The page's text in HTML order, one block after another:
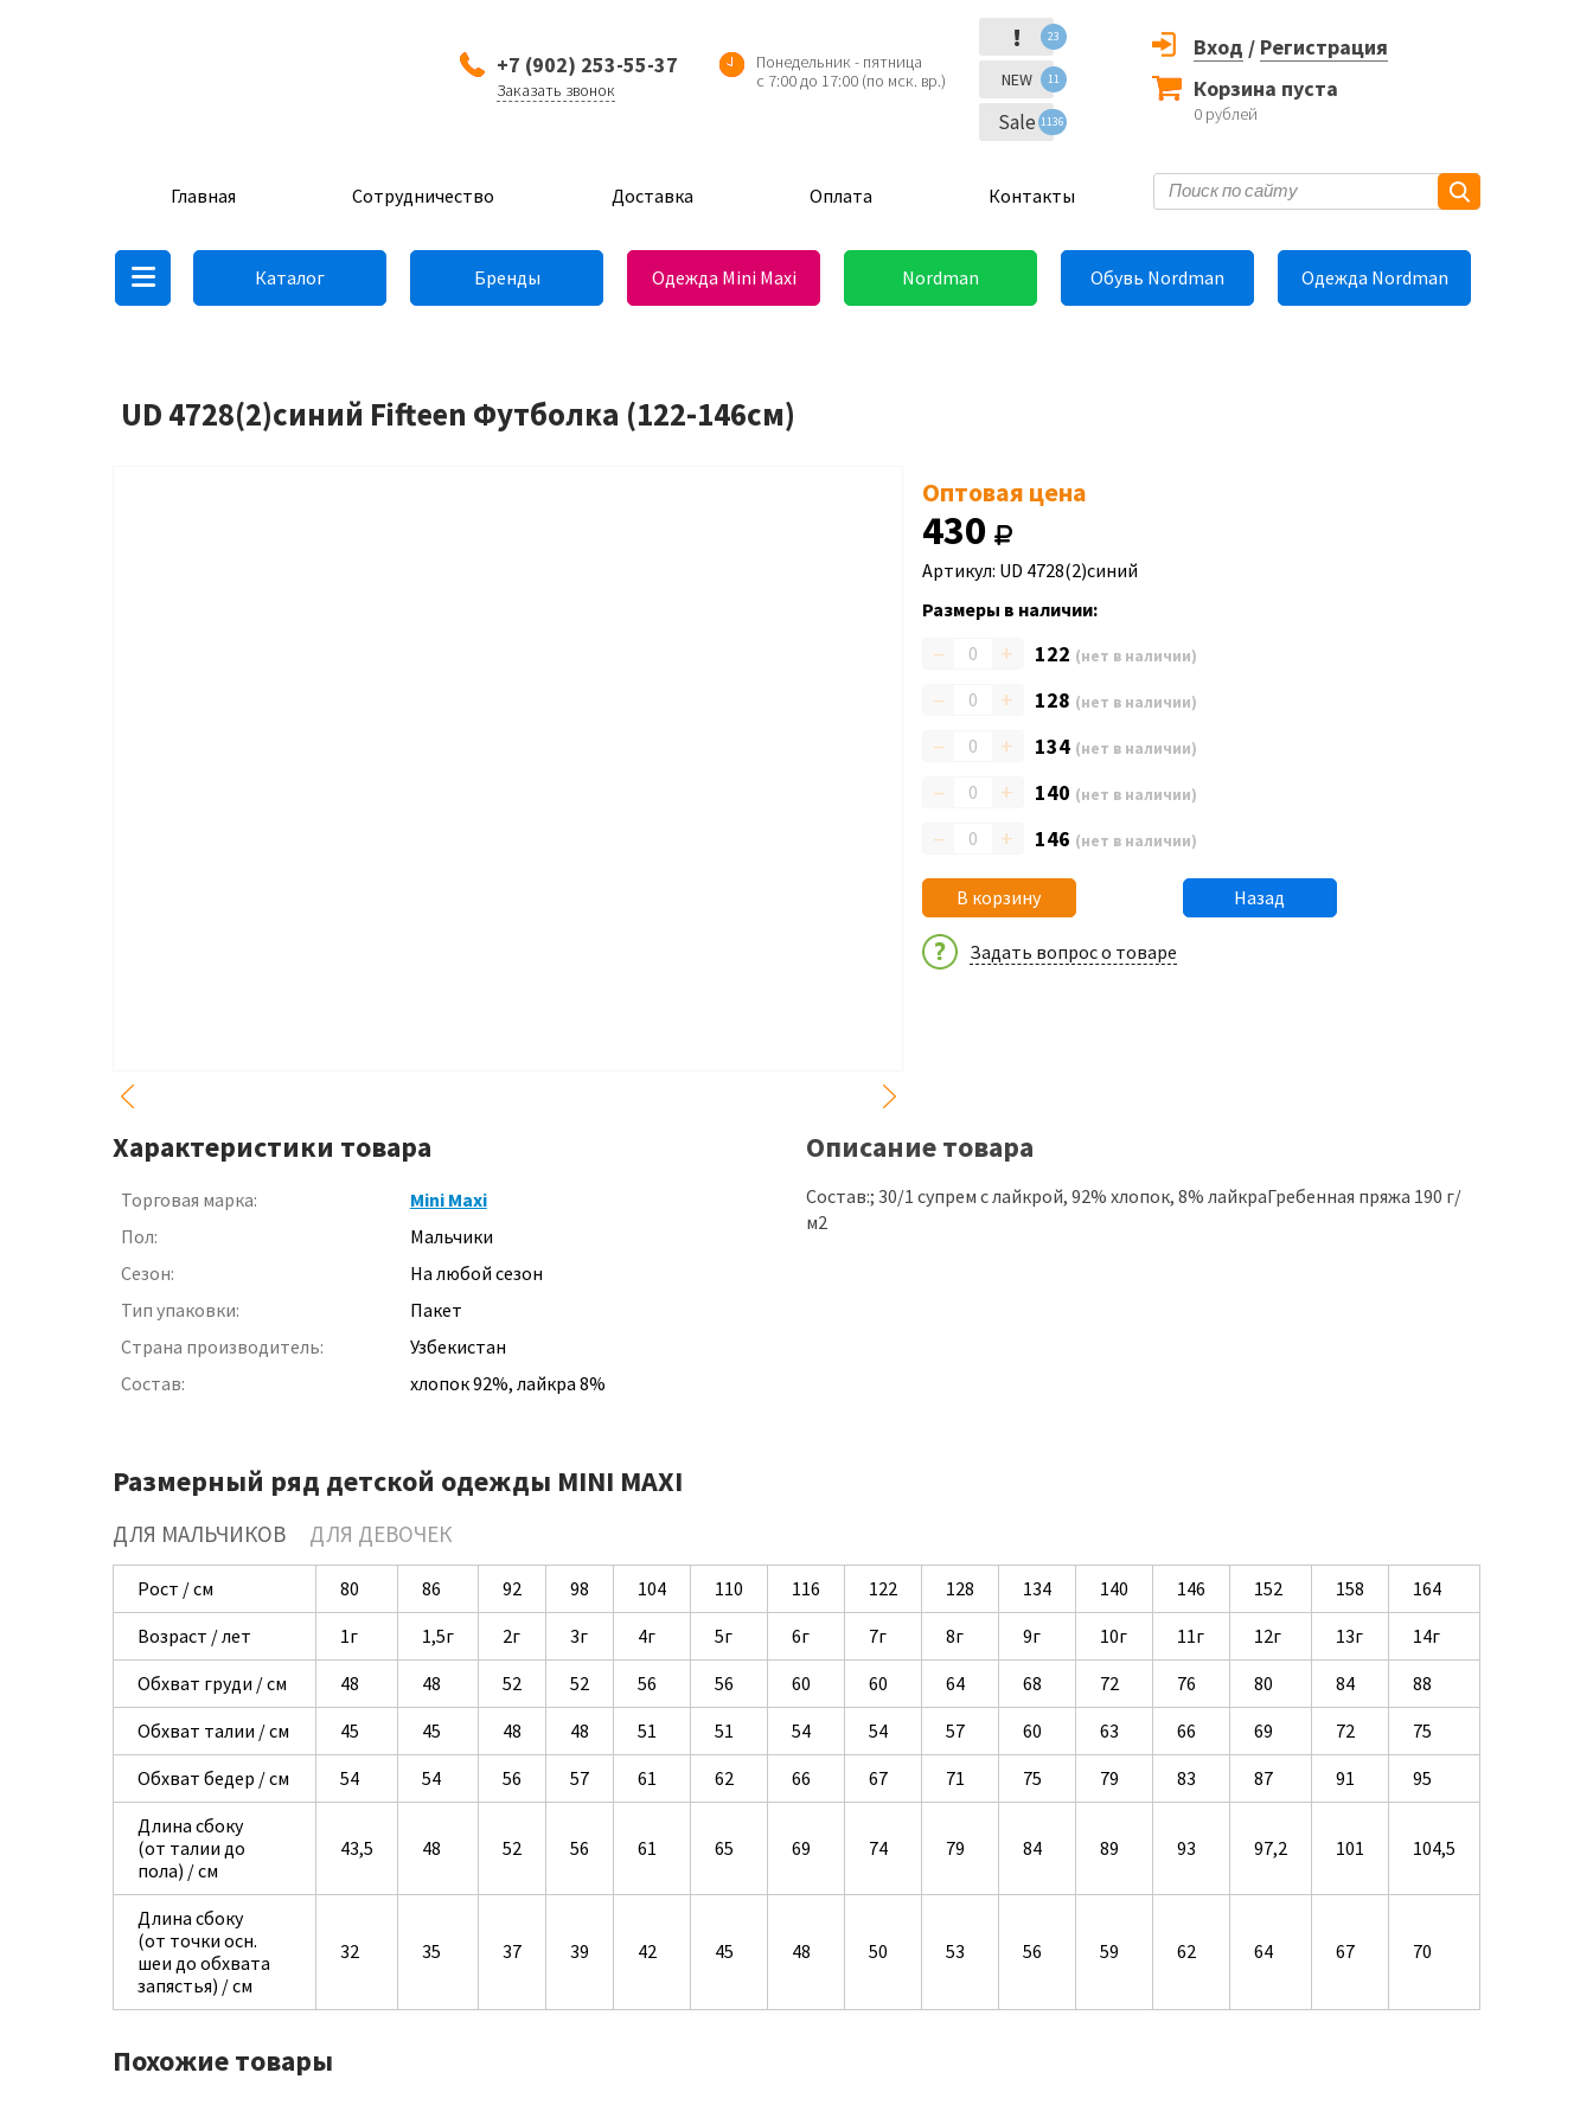
+7 (902) 253-55-37
Заказать звонок
Понедельник - пятница
с 7:00 до 17:00 (по мск. вр.)
! 23
NEW 11
Sale 1136
Вход / Регистрация
Корзина пуста
0 рублей
Главная Сотрудничество Доставка Оплата Контакты
Каталог Бренды Одежда Mini Maxi Nordman Обувь Nordman Одежда Nordman
UD 4728(2)синий Fifteen Футболка (122-146см)
Оптовая цена
430
Артикул: UD 4728(2)синий
Размеры в наличии:
– + 122 (нет в наличии)
– + 128 (нет в наличии)
– + 134 (нет в наличии)
– + 140 (нет в наличии)
– + 146 (нет в наличии)
В корзину Назад
Задать вопрос о товаре
Характеристики товара
Торговая марка:
Mini Maxi
Пол:
Мальчики
Сезон:
На любой сезон
Тип упаковки:
Пакет
Страна производитель:
Узбекистан
Состав:
хлопок 92%, лайкра 8%
Описание товара
Состав:; 30/1 супрем с лайкрой, 92% хлопок, 8% лайкраГребенная пряжа 190 г/
м2
Размерный ряд детской одежды MINI MAXI
ДЛЯ МАЛЬЧИКОВ ДЛЯ ДЕВОЧЕК
Рост / см 80 86 92 98 104 110 116 122 128 134 140 146 152 158
164
Возраст / лет
1г 1,5г 2г 3г 4г 5г 6г 7г 8г 9г 10г 11г 12г 13г
14г
Обхват груди / см
48 48 52 52 56 56 60 60 64 68 72 76 80 84
88
Обхват талии / см
45 45 48 48 51 51 54 54 57 60 63 66 69 72
75
Обхват бедер / см
54 54 56 57 61 62 66 67 71 75 79 83 87 91
95
Длина сбоку
(от талии до
пола) / см
43,5 48 52 56 61 65 69 74 79 84 89 93 97,2 101 104,5
Длина сбоку
(от точки осн.
шеи до обхвата
запястья) / см
32 35 37 39 42 45 48 50 53 56 59 62 64 67 70
Похожие товары